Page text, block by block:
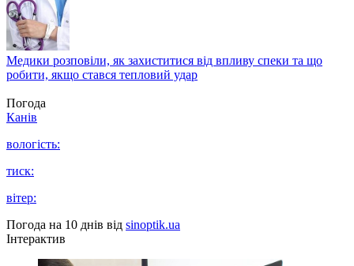
Медики розповіли, як захиститися від впливу спеки та що
робити, якщо стався тепловий удар
Погода
Канів
вологість:
тиск:
вітер:
Погода на 10 днів від sinoptik.ua
Інтерактив